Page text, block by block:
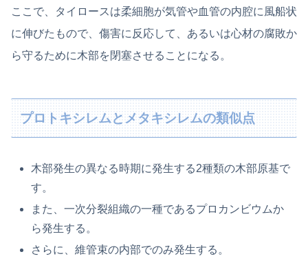
ここで、タイロースは柔細胞が気管や血管の内腔に風船状
に伸びたもので、傷害に反応して、あるいは心材の腐敗か
ら守るために木部を閉塞させることになる。
プロトキシレムとメタキシレムの類似点
木部発生の異なる時期に発生する2種類の木部原基で
す。
また、一次分裂組織の一種であるプロカンビウムか
ら発生する。
さらに、維管束の内部でのみ発生する。